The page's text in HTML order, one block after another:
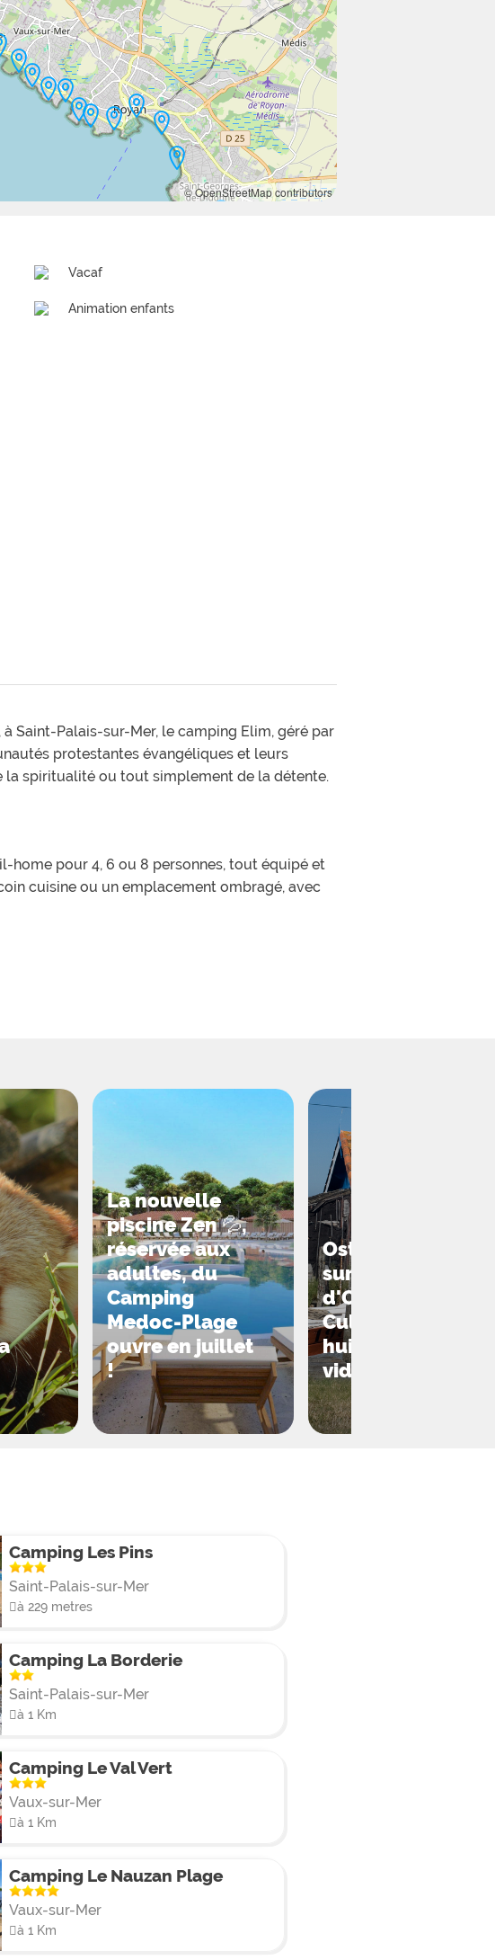
© OpenStreetMap contributors
Vacaf
Animation enfants
Saint-Palais-sur-Mer, le camping Elim, géré par
protestantes évangéliques et leurs
la spiritualité ou tout simplement de la détente.
home pour 4, 6 ou 8 personnes, tout équipé et
cuisine ou un emplacement ombragé, avec
bibliques pour enfants durant la semaine mais
au bord de l'eau.
et services pour vous ravitailler durant
là, passez une journée en famille au zoo de La
La nouvelle
piscine Zen 💦,
réservée aux
adultes, du
Camping
Medoc-Plage
ouvre en juillet
!
Ostréiculture
sur l'ile
d'Oléron ; la
Culture des
huitres en
vidéo
Camping Les Pins
Saint-Palais-sur-Mer
à 229 metres
Camping La Borderie
Saint-Palais-sur-Mer
à 1 Km
Camping Le Val Vert
Vaux-sur-Mer
à 1 Km
Camping Le Nauzan Plage
Vaux-sur-Mer
à 1 Km